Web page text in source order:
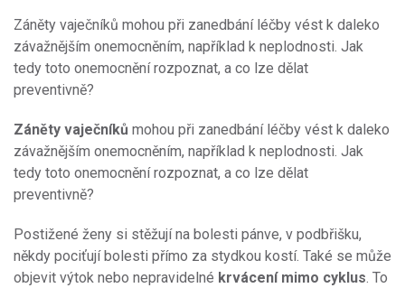
Záněty vaječníků mohou při zanedbání léčby vést k daleko
závažnějším onemocněním, například k neplodnosti. Jak
tedy toto onemocnění rozpoznat, a co lze dělat
preventivně?
Záněty vaječníků mohou při zanedbání léčby vést k daleko
závažnějším onemocněním, například k neplodnosti. Jak
tedy toto onemocnění rozpoznat, a co lze dělat
preventivně?
Postižené ženy si stěžují na bolesti pánve, v podbřišku,
někdy pociťují bolesti přímo za stydkou kostí. Také se může
objevit výtok nebo nepravidelné krvácení mimo cyklus. To